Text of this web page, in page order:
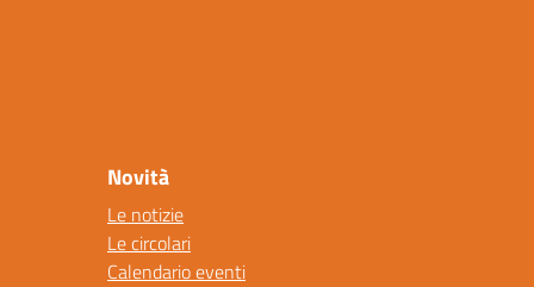
Novità
Le notizie
Le circolari
Calendario eventi